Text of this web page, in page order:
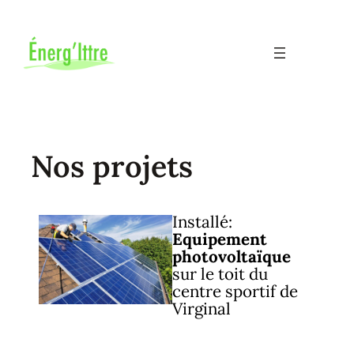
contenu
Nos projets
Installé:
Equipement
photovoltaïque
sur le toit du
centre sportif de
Virginal